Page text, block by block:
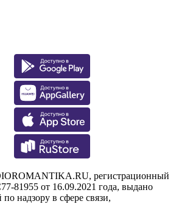
регистрационный
от 16.09.2021 года, выдано
надзору в сфере связи,